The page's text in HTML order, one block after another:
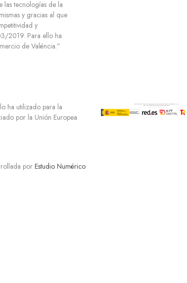
las tecnologías de la
y gracias al que
y
2019. Para ello ha
de Valéncia.”
ha utilizado para la
por la Unión Europea
por Estudio Numérico